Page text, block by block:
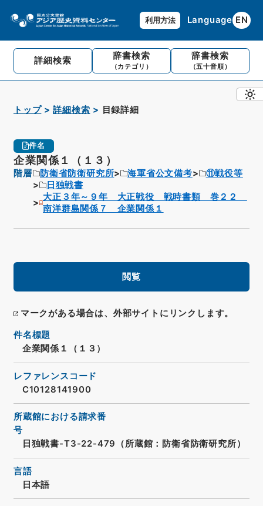
利用方法 Language EN
詳細検索 辞書検索
（カテゴリ）
辞書検索
（五十音順）
トップ 詳細検索 目録詳細
件名
企業関係１（１３）
階層 防衛省防衛研究所 海軍省公文備考
⑪戦役等
日独戦書
大正３年～９年 大正戦役 戦時書類 巻２２
南洋群島関係７ 企業関係１
閲覧
マークがある場合は、外部サイトにリンクします。
件名標題
企業関係１（１３）
レファレンスコード
C10128141900
所蔵館における請求番
号
日独戦書-T3-22-479（所蔵館：防衛省防衛研究所）
言語
日本語